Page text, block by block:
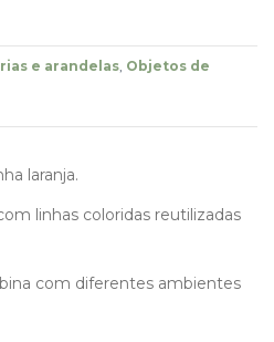
e arandelas Objetos de
laranja.
linhas coloridas reutilizadas
com diferentes ambientes